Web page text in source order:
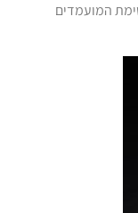
המועמדים